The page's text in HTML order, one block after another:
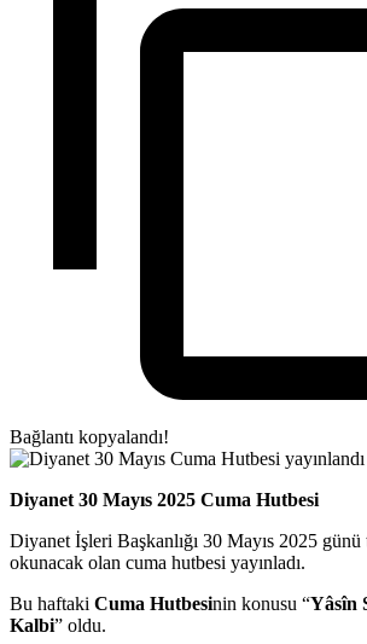
Bağlantı kopyalandı!
Diyanet 30 Mayıs 2025 Cuma Hutbesi
Diyanet İşleri Başkanlığı 30 Mayıs 2025
okunacak olan cuma hutbesi yayınladı.
Bu haftaki Cuma Hutbesinin konusu “Yâsîn
Kalbi” oldu.